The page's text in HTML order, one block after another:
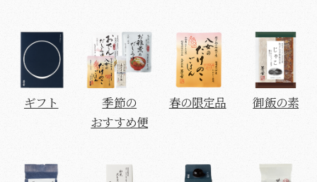
ギフト
季節の
おすすめ便
春の限定品 御飯の素